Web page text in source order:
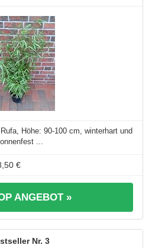
Höhe: 90-100 cm, winterhart und
...
€
ANGEBOT »
3